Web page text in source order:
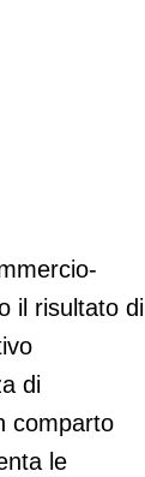
il risultato di
di
comparto
le